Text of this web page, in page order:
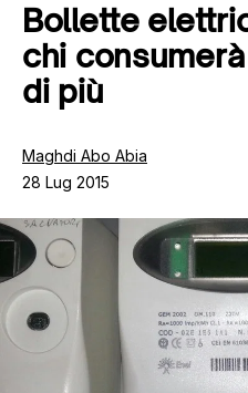
Tutti gli articoli
Chi siamo
Contatti
Bollette
chi
di più
Maghdi Abo Abia
28 Lug 2015